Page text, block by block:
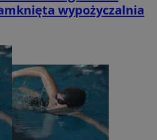
wypożyczalnia